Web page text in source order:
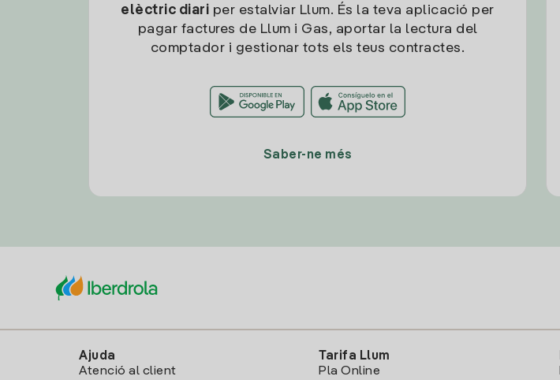
elèctric diari per estalviar Llum. És la teva aplicació per
pagar factures de Llum i Gas, aportar la lectura del
comptador i gestionar tots els teus contractes.
Saber-ne més
Ajuda
Atenció al client
Tarifa Llum
Pla Online